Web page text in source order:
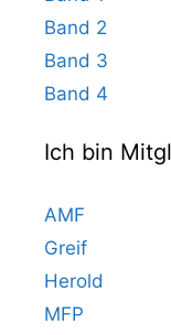
Band 2
Band 3
Band 4
Ich bin
AMF
Greif
Herold
MFP